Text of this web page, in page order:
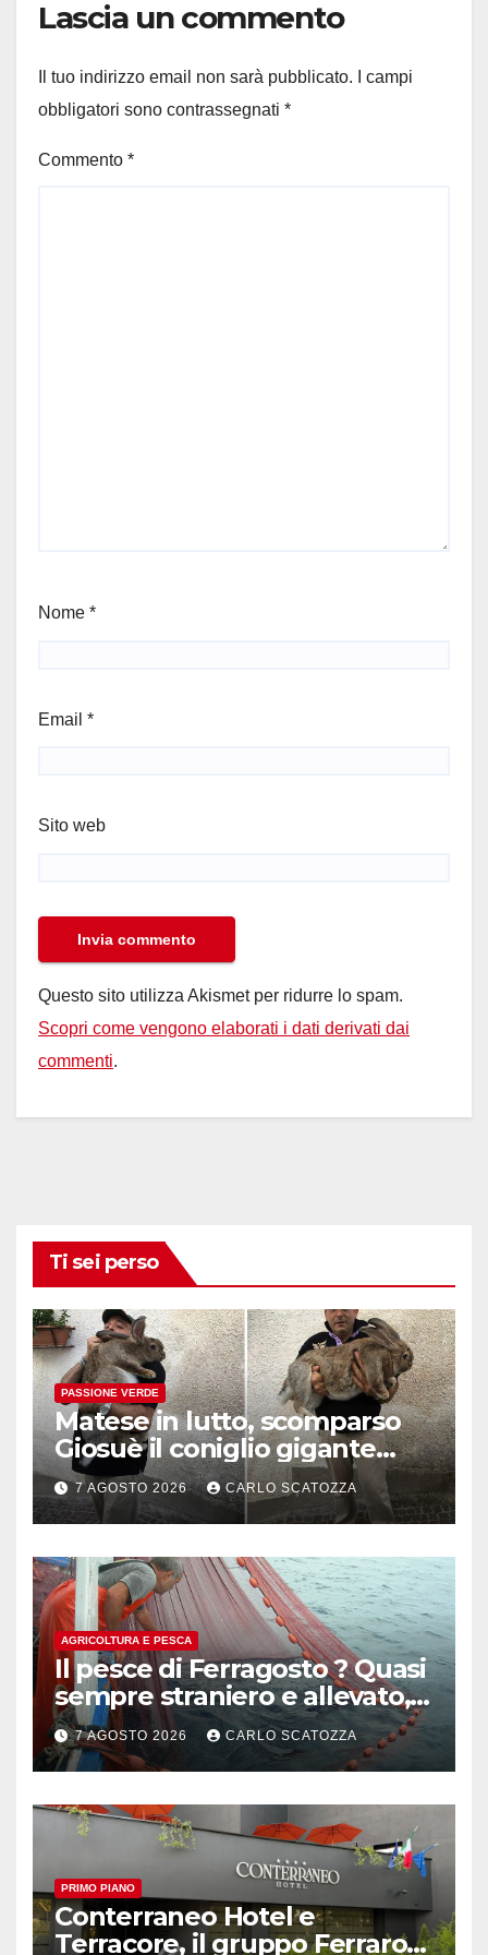
Lascia un commento
Il tuo indirizzo email non sarà pubblicato.
I campi
obbligatori sono contrassegnati *
Commento *
Nome *
Email *
Sito web
Questo sito utilizza Akismet per ridurre lo spam.
Scopri come vengono elaborati i dati derivati dai
commenti.
Ti sei perso
PASSIONE VERDE
Matese in lutto, scomparso
Giosuè il coniglio gigante
pluripremiato
7 AGOSTO 2026 CARLO SCATOZZA
AGRICOLTURA E PESCA
Il pesce di Ferragosto ? Quasi
sempre straniero e allevato,
in sofferenza
7 AGOSTO 2026 CARLO SCATOZZA
PRIMO PIANO
Conterraneo Hotel e
Terracore, il gruppo Ferraro